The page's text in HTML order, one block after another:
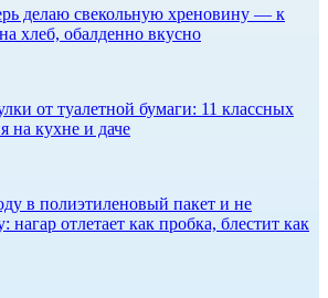
делаю свекольную хреновину — к
хлеб, обалденно вкусно
от туалетной бумаги: 11 классных
на кухне и даче
в полиэтиленовый пакет и не
нагар отлетает как пробка, блестит как